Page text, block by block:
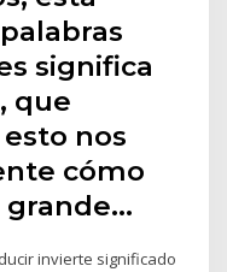
significa
que
nos
cómo
grande…
invierte significado